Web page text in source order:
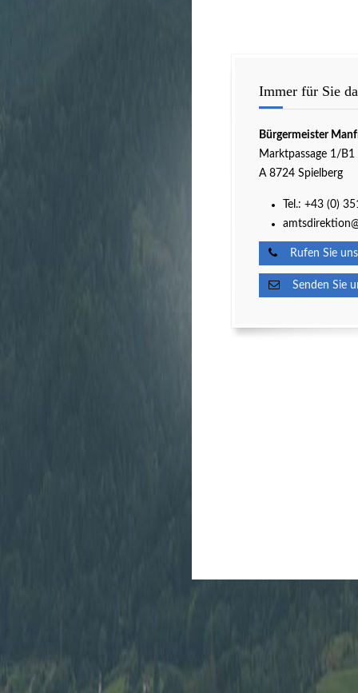
Immer für Sie
Bürgermeister
Marktpassage 1/B1
A 8724 Spielberg
Tel.: +43 (0)
Rufen Sie
Senden Sie